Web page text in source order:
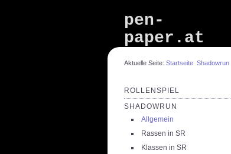
pen-
paper.at
Aktuelle Seite: Startseite Shadowrun
ROLLENSPIEL
SHADOWRUN
Allgemein
Rassen in SR
Klassen in SR